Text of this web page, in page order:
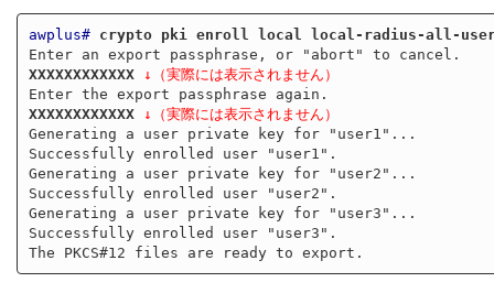
awplus#
crypto pki enroll local local-radius-all-
XXXXXXXXXXXX
↓（実際には表示されません）
XXXXXXXXXXXX
↓（実際には表示されません）
Generating a user private key for "user1"...
Successfully enrolled user "user1".
Generating a user private key for "user2"...
Successfully enrolled user "user2".
Generating a user private key for "user3"...
Successfully enrolled user "user3".